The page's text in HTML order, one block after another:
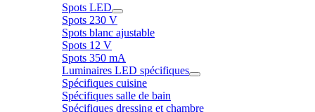
Spots LED
Spots 230 V
Spots blanc ajustable
Spots 12 V
Spots 350 mA
Luminaires LED spécifiques
Spécifiques cuisine
Spécifiques salle de bain
Spécifiques dressing et chambre